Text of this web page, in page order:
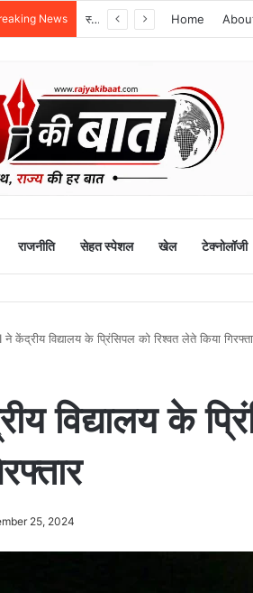
News 1 सितंबर से शुरू होगा खेल महाकुंभ-2026, चार चरणों में होंगी प्रतियोगिताएं Home
राजनीति सेहत स्पेशल खेल टेक्नोलॉजी
ने केंद्रीय विद्यालय के प्रिंसिपल को रिश्वत लेते किया
विद्यालय के
25, 2024